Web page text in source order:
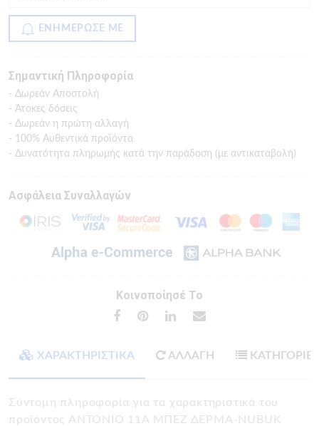
ΕΝΗΜΕΡΩΣΕ ΜΕ
Σημαντική Πληροφορία
- Δωρεάν Αποστολή
- Άτοκες δόσεις
- Δωρεάν η πρώτη αλλαγή
- 100% Αυθεντικά προϊόντα
- Δυνατότητα πληρωμής κατά την παράδοση (με αντικαταβολή)
Ασφάλεια Συναλλαγών
Κοινοποίησέ Το
ΧΑΡΑΚΤΗΡΙΣΤΙΚΑ ΑΛΛΑΓΗ ΚΑΤΗΓΟΡΙΕΣ
Σύντομη πληροφορία για τα χαρακτηριστικά του
προϊόντος ANTONIO 11A ΜΠΕΖ ΔΕΡΜΑ-NUBUK